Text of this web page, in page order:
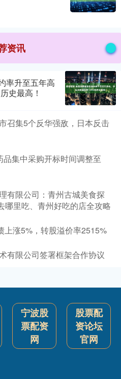
资讯
率升至五年高
史最高！
召集5个反华强敌，日本反击
集中采购开标时间调整至
有限公司：青州古城美食探
哪里吃、青州好吃的店全攻略
上涨5%，转股溢价率2515%
有限公司签署框架合作协议
宁波股
票配资
网
股票配
资论坛
官网